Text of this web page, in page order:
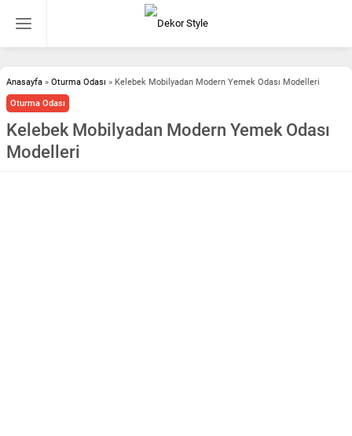
Anasayfa » Oturma Odası » Kelebek Mobilyadan Modern Yemek Odası Modelleri
Oturma Odası
Kelebek Mobilyadan Modern Yemek Odası
Modelleri